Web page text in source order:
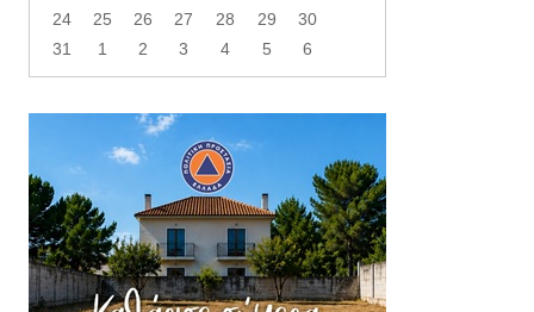
24
25 26 27 28 29
30
31
1 2 3 4 5 6